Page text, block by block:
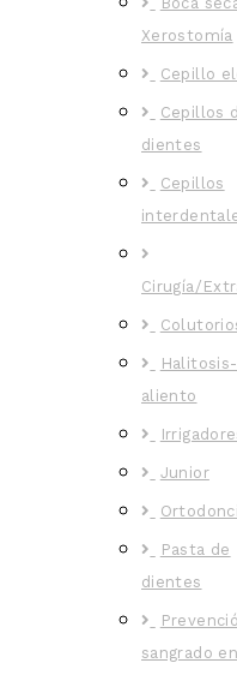
Xerostomía
Cepillo
Cepillos
dientes
Cepillos
Cirugía/
Halitosis-
aliento
Junior
Pasta de
dientes
sangrado